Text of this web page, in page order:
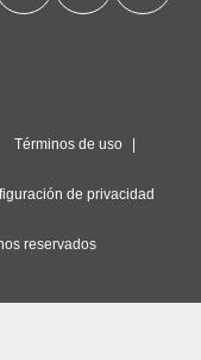
Términos de uso
de privacidad
reservados